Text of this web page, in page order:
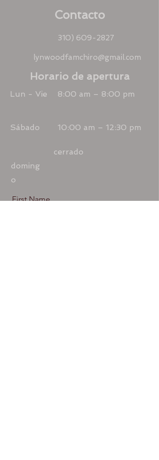
Contacto
310) 609-2827
lynwoodfamchiro@gmail.com
Horario de apertura
Lun - Vie 8:00 am – 8:00 pm
Sábado 10:00 am – 12:30 pm
doming
o
cerrado
First Name